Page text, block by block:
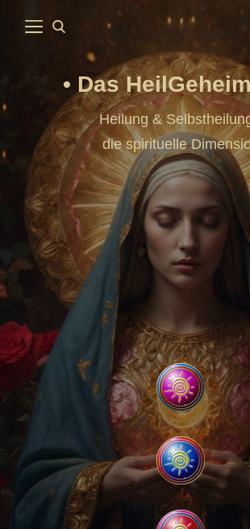
Das
Heilung &
die spirituelle